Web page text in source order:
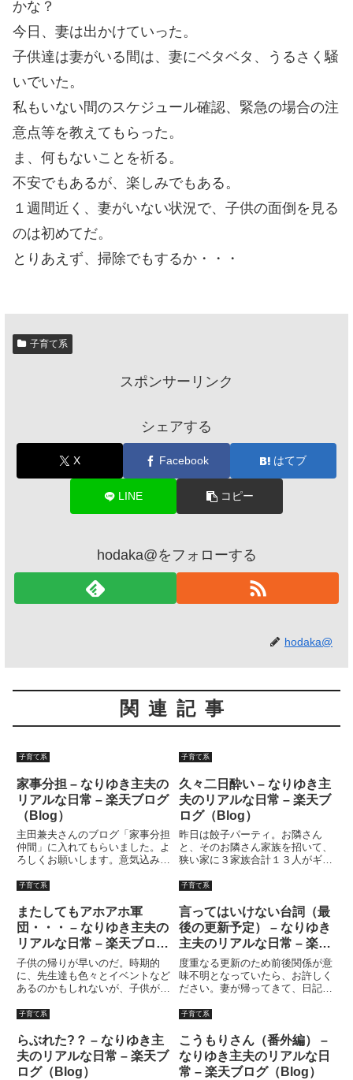
かな？
今日、妻は出かけていった。
子供達は妻がいる間は、妻にベタベタ、うるさく騒
いでいた。
私もいない間のスケジュール確認、緊急の場合の注
意点等を教えてもらった。
ま、何もないことを祈る。
不安でもあるが、楽しみでもある。
１週間近く、妻がいない状況で、子供の面倒を見る
のは初めてだ。
とりあえず、掃除でもするか・・・
子育て系
スポンサーリンク
シェアする
X Facebook はてブ
LINE コピー
hodaka@をフォローする
hodaka@
関連記事
子育て系
家事分担 – なりゆき主夫の
リアルな日常 – 楽天ブログ
（Blog）
主田兼夫さんのブログ「家事分担
仲間」に入れてもらいました。よ
ろしくお願いします。意気込みで
ら、家事分担はやってたぜ！！」
えば、「失業しなければ積極的に
はやってなかったぜ！」てなと
こ...
子育て系
久々二日酔い – なりゆき主
夫のリアルな日常 – 楽天ブ
ログ（Blog）
昨日は餃子パーティ。お隣さん
と、そのお隣さん家族を招いて、
狭い家に３家族合計１３人がギッ
りました。本当はこの題材で長?
が・・・常日頃甲類焼酎しか飲ま
ない私。薩摩のかなり貴重な焼酎
を飲ませ...
子育て系
またしてもアホアホ軍
団・・・ – なりゆき主夫の
リアルな日常 – 楽天ブログ
（Blog）
子供の帰りが早いのだ。時期的
に、先生達も色々とイベントなど
あるのかもしれないが、子供が早
なくなってしまうのである。（で
長男も転校生だし、一緒に遊んで
くれる友達が出来てよかったとは
思...
子育て系
言ってはいけない台詞（最
後の更新予定） – なりゆき
主夫のリアルな日常 – 楽天
ブログ（Blog）
度重なる更新のため前後関係が意
味不明となっていたら、お許しく
ださい。妻が帰ってきて、日記に
せていただきました。マズイっ
ドレスを知り合いに教えるなって
の！！書くことかなり自主規制入
っ...
子育て系
らぶれた?？ – なりゆき主
夫のリアルな日常 – 楽天ブ
ログ（Blog）
子育て系
こうもりさん（番外編） –
なりゆき主夫のリアルな日
常 – 楽天ブログ（Blog）